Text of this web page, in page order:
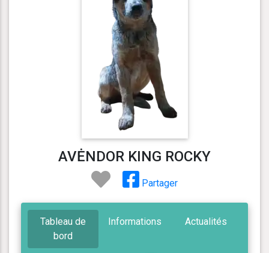
AVĖNDOR KING ROCKY
Partager
Tableau de
bord
Informations Actualités